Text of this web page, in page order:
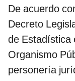
De acuerdo
Decreto
de Estadística
Organismo
personería